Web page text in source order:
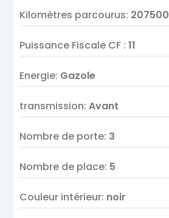
Kilomètres parcourus: 207500
Puissance Fiscale CF :11
Energie: Gazole
transmission:Avant
Nombre de porte: 3
Nombre de place: 5
Couleur intérieur: noir